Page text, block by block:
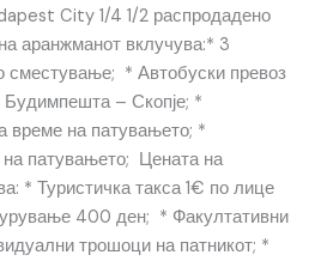
City 1/4 1/2 распродадено
аранжманот вклучува:* 3
сместување; * Автобуски превоз
Будимпешта – Скопје; *
време на патувањето; *
на патувањето; Цената на
* Туристичка такса 1€ по лице
400 ден; * Факултативни
трошоци на патникот; *